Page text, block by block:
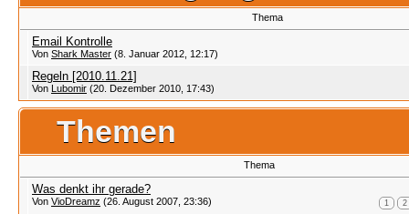
Thema
Email Kontrolle
Von Shark Master (8. Januar 2012, 12:17)
Regeln [2010.11.21]
Von Lubomir (20. Dezember 2010, 17:43)
Themen
Thema
Was denkt ihr gerade?
1 2
Von VioDreamz (26. August 2007, 23:36)